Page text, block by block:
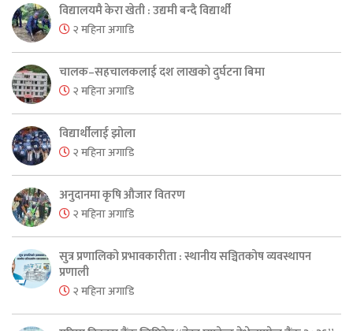
विद्यालयमै केरा खेती : उद्यमी बन्दै विद्यार्थी
२ महिना अगाडि
चालक–सहचालकलाई दश लाखको दुर्घटना बिमा
२ महिना अगाडि
विद्यार्थीलाई झोला
२ महिना अगाडि
अनुदानमा कृषि औजार वितरण
२ महिना अगाडि
सुत्र प्रणालिको प्रभावकारीता : स्थानीय सञ्चितकोष व्यवस्थापन
प्रणाली
२ महिना अगाडि